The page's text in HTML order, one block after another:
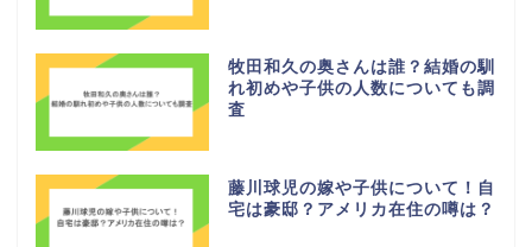
牧田和久の奥さんは誰？結婚の馴
れ初めや子供の人数についても調
査
藤川球児の嫁や子供について！自
宅は豪邸？アメリカ在住の噂は？